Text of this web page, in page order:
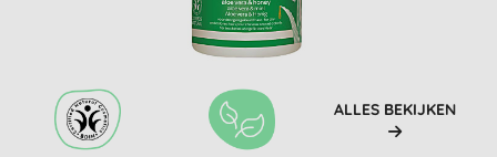
ALLES BEKIJKEN